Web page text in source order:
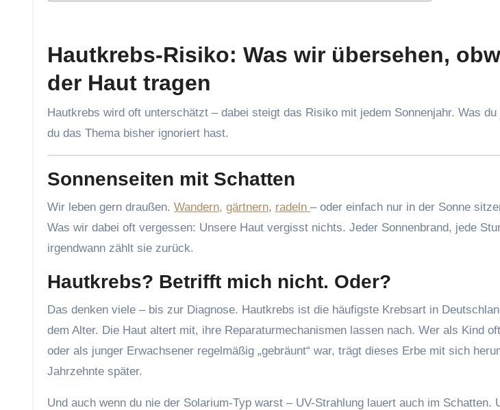
Hautkrebs-Risiko: Was wir übersehen,
der Haut tragen
Hautkrebs wird oft unterschätzt – dabei steigt das Risiko mit jedem Sonnenjahr. Was du jetzt tun kannst, auch wenn
du das Thema bisher ignoriert hast.
Sonnenseiten mit Schatten
Wir leben gern draußen. Wandern, gärtnern, radeln – oder einfach nur in der Sonne
Was wir dabei oft vergessen: Unsere Haut vergisst nichts. Jeder Sonnenbrand, jede
irgendwann zählt sie zurück.
Hautkrebs? Betrifft mich nicht. Oder?
Das denken viele – bis zur Diagnose. Hautkrebs ist die häufigste Krebsart in
dem Alter. Die Haut altert mit, ihre Reparaturmechanismen lassen nach. Wer als Kind
oder als junger Erwachsener regelmäßig „gebräunt“ war, trägt dieses Erbe mit sich
Jahrzehnte später.
Und auch wenn du nie der Solarium-Typ warst – UV-Strahlung lauert auch im Schatten.